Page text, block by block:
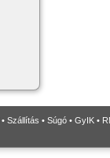
• Szállítás • Súgó • GyIK •